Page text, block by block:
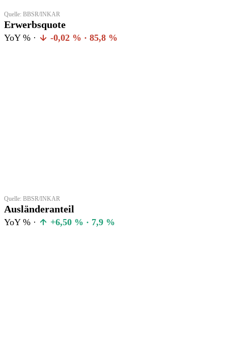
Quelle: BBSR/INKAR
Erwerbsquote
YoY % · -0,02 % · 85,8 %
Quelle: BBSR/INKAR
Ausländeranteil
YoY % · +6,50 % · 7,9 %